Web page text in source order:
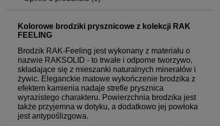
Kolorowe brodziki prysznicowe z kolekcji RAK
FEELING
Brodzik RAK-Feeling jest wykonany z materiału o
nazwie RAKSOLID - to trwałe i odporne tworzywo,
składające się z mieszanki naturalnych minerałów i
żywic. Eleganckie matowe wykończenie brodzika z
efektem kamienia nadaje strefie prysznica
wyrazistego charakteru. Powierzchnia brodzika jest
także przyjemna w dotyku, a dodatkowo jej powłoka
jest antypoślizgowa.